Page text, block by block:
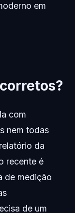
em
com
nem todas
da
recente é
de medição
de um